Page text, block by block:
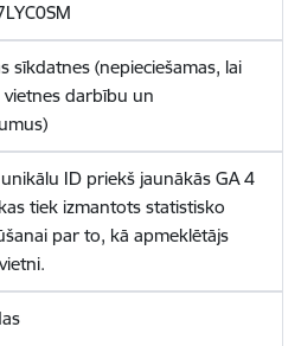
sīkdatnes (nepieciešamas, lai
darbību un
ID priekš jaunākās GA 4
tiek izmantots statistisko
par to, kā apmeklētājs